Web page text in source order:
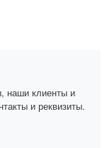
наши клиенты и
и реквизиты.